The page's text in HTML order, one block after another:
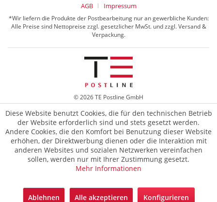
AGB
Impressum
*Wir liefern die Produkte der Postbearbeitung nur an gewerbliche Kunden:
Alle Preise sind Nettopreise zzgl. gesetzlicher MwSt. und zzgl. Versand &
Verpackung.
© 2026 TE Postline GmbH
Diese Website benutzt Cookies, die für den technischen Betrieb
der Website erforderlich sind und stets gesetzt werden.
Andere Cookies, die den Komfort bei Benutzung dieser Website
erhöhen, der Direktwerbung dienen oder die Interaktion mit
anderen Websites und sozialen Netzwerken vereinfachen
sollen, werden nur mit Ihrer Zustimmung gesetzt.
Mehr Informationen
Ablehnen Alle akzeptieren Konfigurieren